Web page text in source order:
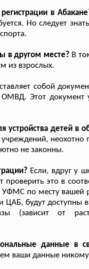
в
Но следует
в другом месте? В
из взрослых.
собой
Этот документ
детей в
не законны.
Если, вдруг у
это в
УФМС по месту
ЦАБ, будут доступны
(зависит от
данные в
ваши данные